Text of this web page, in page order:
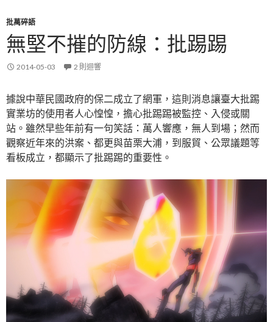
批萬碎語
無堅不摧的防線：批踢踢
2014-05-03 2 則迴響
據說中華民國政府的保二成立了網軍，這則消息讓臺大批踢
實業坊的使用者人心惶惶，擔心批踢踢被監控、入侵或關
站。雖然早些年前有一句笑話：萬人響應，無人到場；然而
觀察近年來的洪案、都更與苗栗大浦，到服貿、公眾議題等
看板成立，都顯示了批踢踢的重要性。